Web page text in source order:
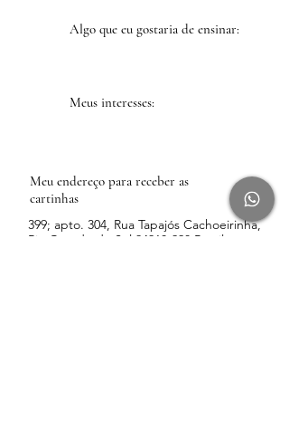
Algo que eu gostaria de ensinar:
Meus interesses:
Meu endereço para receber as
cartinhas
399; apto. 304, Rua Tapajós Cachoeirinha,
Rio Grande do Sul 94910-220 Brasil